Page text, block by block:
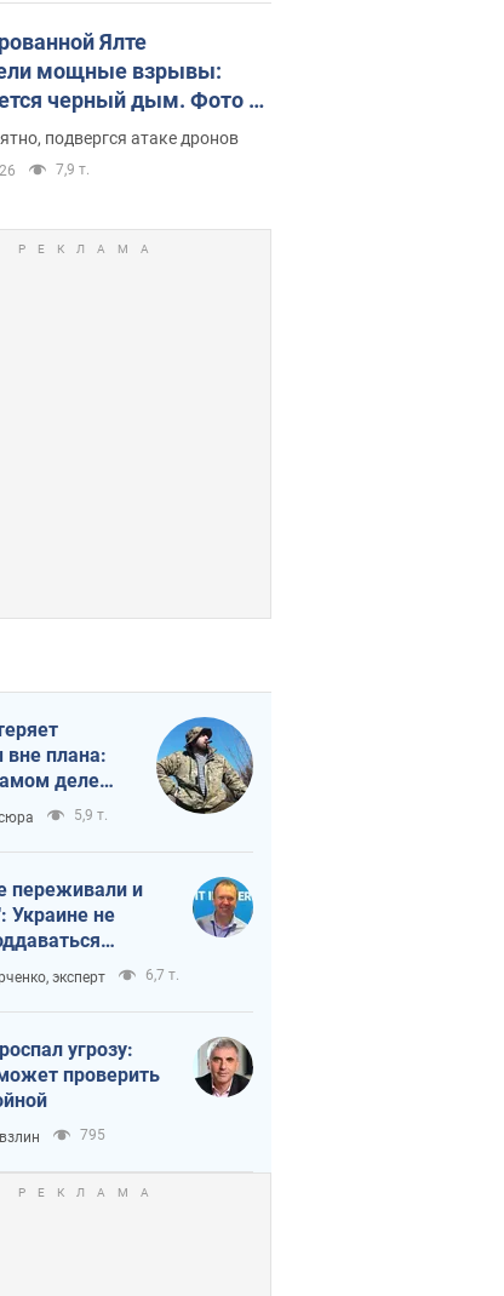
Ялте
мощные взрывы:
черный дым. Фото и
подвергся атаке дронов
7,9 т.
вне плана:
деле
темп войны
5,9 т.
переживали и
Украине не
из-за
террора
эксперт 6,7 т.
угрозу:
проверить
795